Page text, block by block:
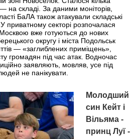
складі. За даними моніторів,
БаЛА також атакували складські
приватному секторі розпочалася
вже готуються до нових
округу і міста Подольськ
— «заглиблених приміщень»,
громадян під час атак. Водночас
заявляють, мовляв, усе під
не панікувати.
Молодший
син Кейт і
Вільяма -
принц Луї -